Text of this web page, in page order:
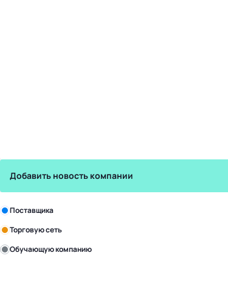
Добавить новость компании
Зарегистрируйте в бизнес-центре:
Поставщика
Торговую сеть
Обучающую компанию